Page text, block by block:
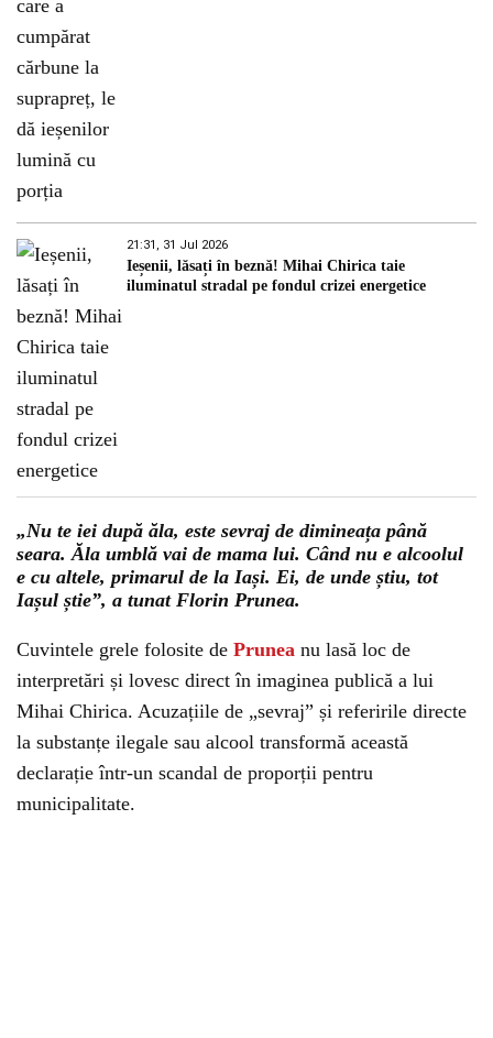
21:31, 31 Jul 2026
Ieșenii, lăsați în beznă! Mihai Chirica taie
iluminatul stradal pe fondul crizei energetice
„Nu te iei după ăla, este sevraj de dimineața până
seara. Ăla umblă vai de mama lui. Când nu e alcoolul
e cu altele, primarul de la Iași. Ei, de unde știu, tot
Iașul știe”, a tunat Florin Prunea.
Cuvintele grele folosite de Prunea nu lasă loc de
interpretări și lovesc direct în imaginea publică a lui
Mihai Chirica. Acuzațiile de „sevraj” și referirile directe
la substanțe ilegale sau alcool transformă această
declarație într-un scandal de proporții pentru
municipalitate.